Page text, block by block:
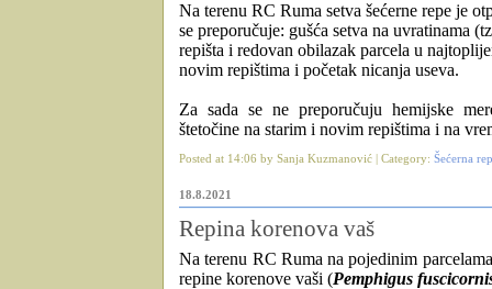
Na terenu RC Ruma setva šećerne repe je
se preporučuje: gušća setva na uvratinama
repišta i redovan obilazak parcela u
novim repištima i početak nicanja useva.
Za sada se ne preporučuju hemijske
štetočine na starim i novim repištima i na
Posted at 14:06 by Sanja Kuzmanović | Category: Šećerna
18.8.2021
Repina korenova vaš
Na terenu RC Ruma na pojedinim
repine korenove vaši (Pemphigus